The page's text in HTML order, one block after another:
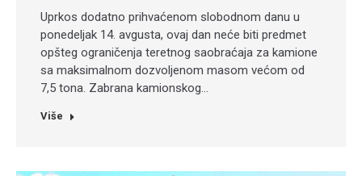
Uprkos dodatno prihvaćenom slobodnom danu u
ponedeljak 14. avgusta, ovaj dan neće biti predmet
opšteg ograničenja teretnog saobraćaja za kamione
sa maksimalnom dozvoljenom masom većom od
7,5 tona. Zabrana kamionskog…
Više